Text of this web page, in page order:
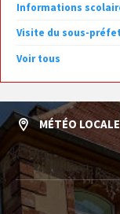
Informations
Visite du sous-
Voir tous
MÉTÉO LOCALE